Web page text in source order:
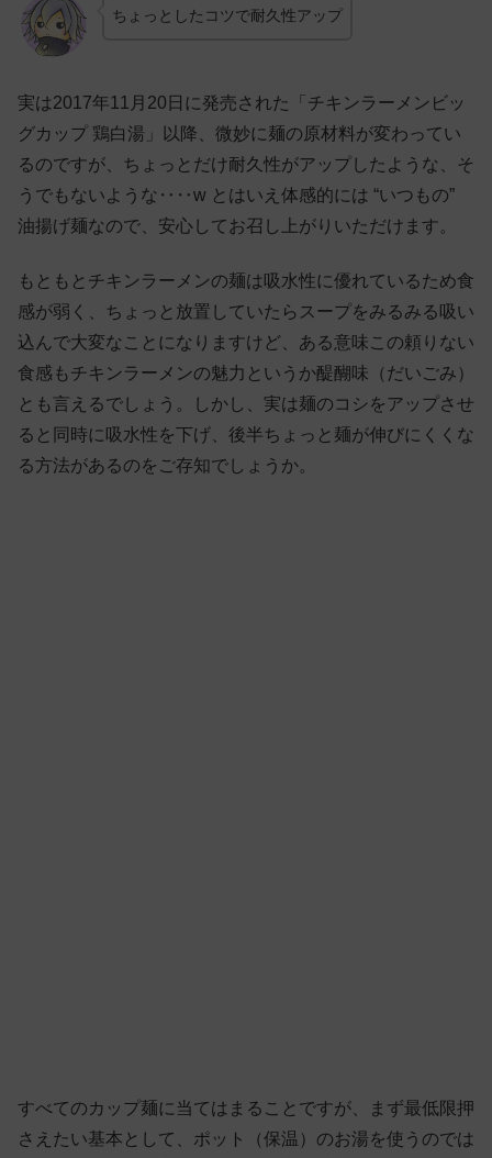
ちょっとしたコツで耐久性アップ
実は2017年11月20日に発売された「チキンラーメンビッ
グカップ 鶏白湯」以降、微妙に麺の原材料が変わってい
るのですが、ちょっとだけ耐久性がアップしたような、そ
うでもないような‥‥w とはいえ体感的には “いつもの”
油揚げ麺なので、安心してお召し上がりいただけます。
もともとチキンラーメンの麺は吸水性に優れているため食
感が弱く、ちょっと放置していたらスープをみるみる吸い
込んで大変なことになりますけど、ある意味この頼りない
食感もチキンラーメンの魅力というか醍醐味（だいごみ）
とも言えるでしょう。しかし、実は麺のコシをアップさせ
ると同時に吸水性を下げ、後半ちょっと麺が伸びにくくな
る方法があるのをご存知でしょうか。
すべてのカップ麺に当てはまることですが、まず最低限押
さえたい基本として、ポット（保温）のお湯を使うのでは